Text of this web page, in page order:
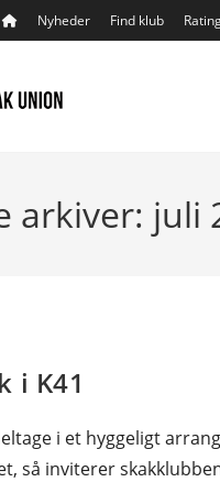
Nyheder Find klub
arkiver: juli
i K41
i et hyggeligt
så inviterer